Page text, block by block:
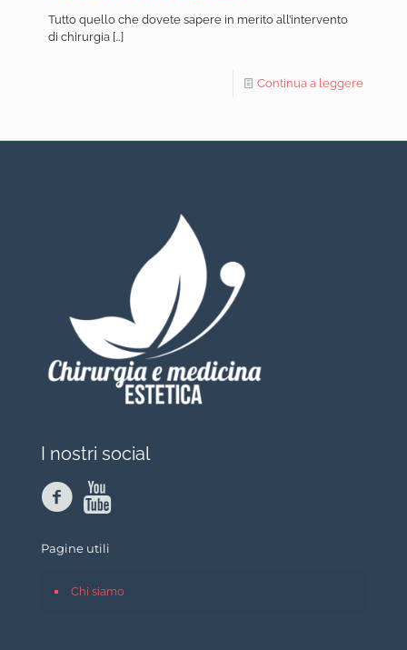
Tutto quello che dovete sapere in merito all’intervento
di chirurgia […]
Continua a leggere
I nostri social
Pagine utili
Chi siamo